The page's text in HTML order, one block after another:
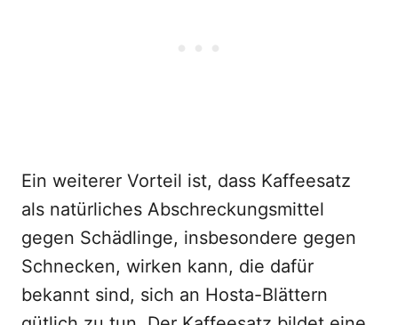
Ein weiterer Vorteil ist, dass Kaffeesatz
als natürliches Abschreckungsmittel
gegen Schädlinge, insbesondere gegen
Schnecken, wirken kann, die dafür
bekannt sind, sich an Hosta-Blättern